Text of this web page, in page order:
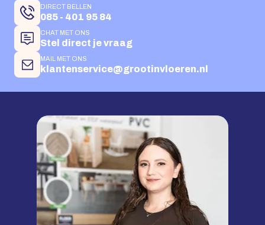
DIRECT BELLEN
085 - 401 95 84
CHAT MET ONS
Stel direct je vraag
MAIL MET ONS
klantenservice@grootinvloeren.nl